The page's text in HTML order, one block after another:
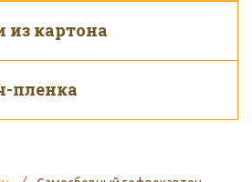
из картона
пленка